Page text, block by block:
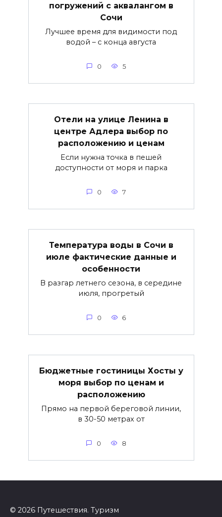
погружений с аквалангом в
Сочи
Лучшее время для видимости под
водой – с конца августа
0 5
Отели на улице Ленина в
центре Адлера выбор по
расположению и ценам
Если нужна точка в пешей
доступности от моря и парка
0 7
Температура воды в Сочи в
июле фактические данные и
особенности
В разгар летнего сезона, в середине
июля, прогретый
0 6
Бюджетные гостиницы Хосты у
моря выбор по ценам и
расположению
Прямо на первой береговой линии,
в 30-50 метрах от
0 8
© 2026 Путешествия. Туризм